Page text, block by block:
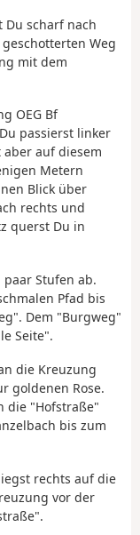
Du scharf nach
Weg
mit dem
OEG Bf
passierst linker
auf diesem
Metern
Blick über
rechts und
querst Du in
Stufen ab.
Pfad bis
Dem "Burgweg"
Seite".
die Kreuzung
goldenen Rose.
die "Hofstraße"
bis zum
rechts auf die
vor der